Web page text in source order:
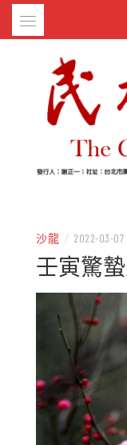
Skip
沙龍 / 2022-03-07
壬寅驚